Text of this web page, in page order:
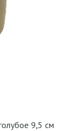
9,5 см